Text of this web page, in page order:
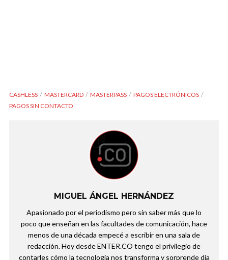
CASHLESS MASTERCARD MASTERPASS
PAGOS ELECTRÓNICOS
PAGOS SIN CONTACTO
MIGUEL ÁNGEL HERNÁNDEZ
Apasionado por el periodismo pero sin saber más que lo
poco que enseñan en las facultades de comunicación, hace
menos de una década empecé a escribir en una sala de
redacción. Hoy desde ENTER.CO tengo el privilegio de
contarles cómo la tecnología nos transforma y sorprende día